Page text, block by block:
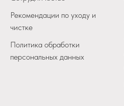
Рекомендации по уходу и
чистке
Политика обработки
персональных данных